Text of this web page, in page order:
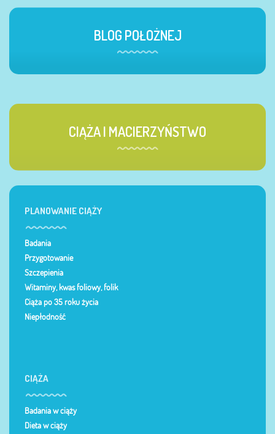
BLOG POŁOŻNEJ
CIĄŻA I MACIERZYŃSTWO
PLANOWANIE CIĄŻY
Badania
Przygotowanie
Szczepienia
Witaminy, kwas foliowy, folik
Ciąża po 35 roku życia
Niepłodność
CIĄŻA
Badania w ciąży
Dieta w ciąży